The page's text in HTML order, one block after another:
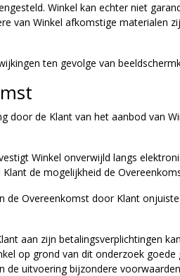
Winkel kan echter niet
van Winkel afkomstige materialen
ten gevolge van
de Klant van het aanbod van
Winkel onverwijld langs
de mogelijkheid de
Overeenkomst door Klant
aan zijn betalingsverplichtingen
op grond van dit onderzoek
uitvoering bijzondere